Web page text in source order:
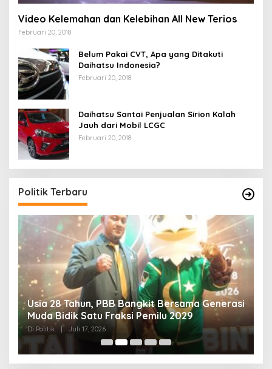
Video Kelemahan dan Kelebihan All New Terios
Februari 20, 2018
Belum Pakai CVT, Apa yang Ditakuti
Daihatsu Indonesia?
Februari 20, 2018
Daihatsu Santai Penjualan Sirion Kalah
Jauh dari Mobil LCGC
Februari 20, 2018
Politik Terbaru
Usia 28 Tahun, PBB Bangkit Bersama Generasi
Muda Bidik Satu Fraksi Pemilu 2029
Di Politik | Juli 17, 2026